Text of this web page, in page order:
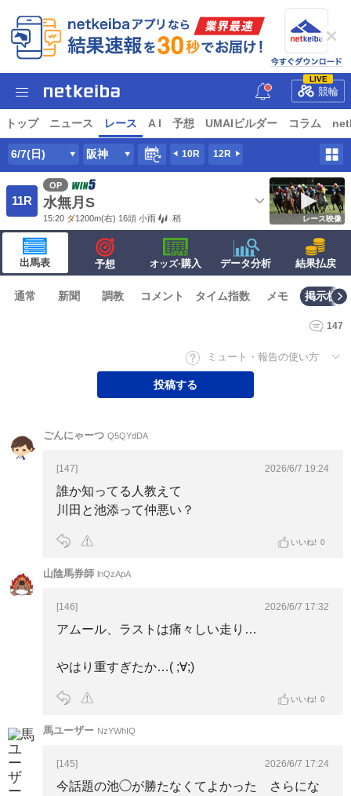
LIVE
競輪
トップ ニュース レース A I 予想 UMAIビルダー コラム
6/7(日) 阪神 10R 12R
11R
OP
水無月S
15:20 ダ1200m(右) 16頭 小雨 稍 レース映像
出馬表 予想 オッズ·購入 データ分析 結果払戻
通常 新聞 調教 コメント タイム指数 メモ 掲示板
147
ミュート・報告の使い方
投稿する
ごんにゃーつ Q5QYdDA
[147] 2026/6/7 19:24
誰か知ってる人教えて
川田と池添って仲悪い？
いいね! 0
山陰馬券師 lnQzApA
[146] 2026/6/7 17:32
アムール、ラストは痛々しい走り…
やはり重すぎたか…( ;∀;)
いいね! 0
馬ユーザー NzYWhIQ
[145] 2026/6/7 17:24
今話題の池◯が勝たなくてよかった さらにな